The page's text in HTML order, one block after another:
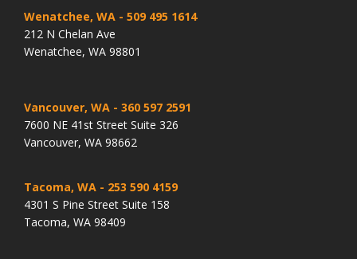
Wenatchee, WA - 509 495 1614
212 N Chelan Ave
Wenatchee, WA 98801
Vancouver, WA - 360 597 2591
7600 NE 41st Street Suite 326
Vancouver, WA 98662
Tacoma, WA - 253 590 4159
4301 S Pine Street Suite 158
Tacoma, WA 98409